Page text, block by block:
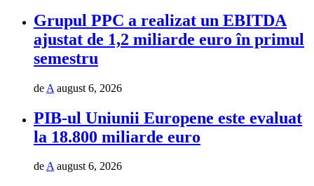
Grupul PPC a realizat un EBITDA
ajustat de 1,2 miliarde euro în primul
semestru
de A august 6, 2026
PIB-ul Uniunii Europene este evaluat
la 18.800 miliarde euro
deA august 6, 2026